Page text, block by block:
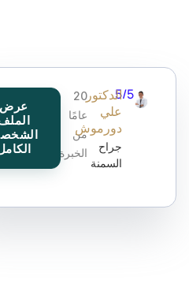
5/5الدكتور
علي
دورموش
جراح
السمنة
20
عامًا
من
الخبرة
عرض